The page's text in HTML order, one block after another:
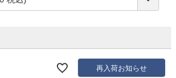
再入荷お知らせ